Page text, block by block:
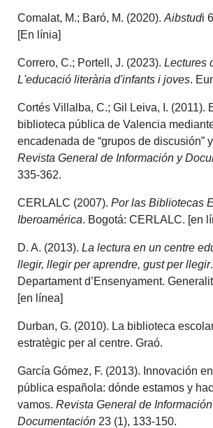
Comalat, M.; Baró, M. (2020).Aibstudi
[En línia]
Correro, C.; Portell, J. (2023).Lectures
L'educació literària d'infants i joves.
Cortés Villalba, C.; Gil Leiva, I. (2011).
biblioteca pública de Valencia
encadenada de “grupos de discusión” y
Revista General de Información y
335-362.
CERLALC (2007).Por las Bibliotecas
Iberoamérica. Bogotá: CERLALC. [en
D. A. (2013).La lectura en un centre
llegir, llegir per aprendre, gust per llegir
Departament d’Ensenyament.
[en línea]
Durban, G. (2010). La biblioteca
estratègic per al centre. Graó.
García Gómez, F. (2013). Innovación
pública española: dónde estamos y
vamos.Revista General de
Documentación 23 (1), 133-150.